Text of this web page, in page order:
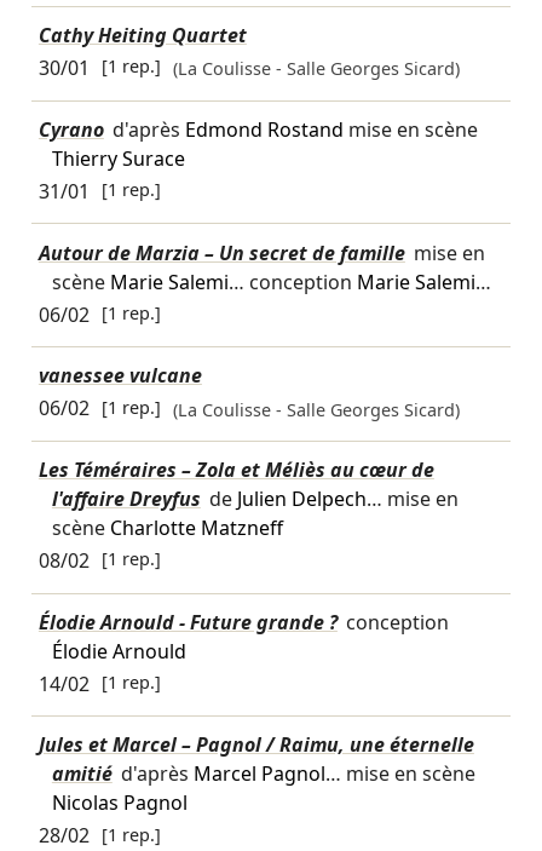
Cathy Heiting Quartet
30/01
[1 rep.] (La Coulisse - Salle Georges Sicard)
Cyrano d'après Edmond Rostand mise en scène
Thierry Surace
31/01
[1 rep.]
Autour de Marzia – Un secret de famille mise en
scène Marie Salemi… conception Marie Salemi…
06/02 [1 rep.]
vanessee vulcane
06/02 [1 rep.] (La Coulisse - Salle Georges Sicard)
Les Téméraires – Zola et Méliès au cœur de
l'affaire Dreyfus de Julien Delpech… mise en
scène Charlotte Matzneff
08/02 [1 rep.]
Élodie Arnould - Future grande ? conception
Élodie Arnould
14/02 [1 rep.]
Jules et Marcel – Pagnol / Raimu, une éternelle
amitié d'après Marcel Pagnol… mise en scène
Nicolas Pagnol
28/02 [1 rep.]